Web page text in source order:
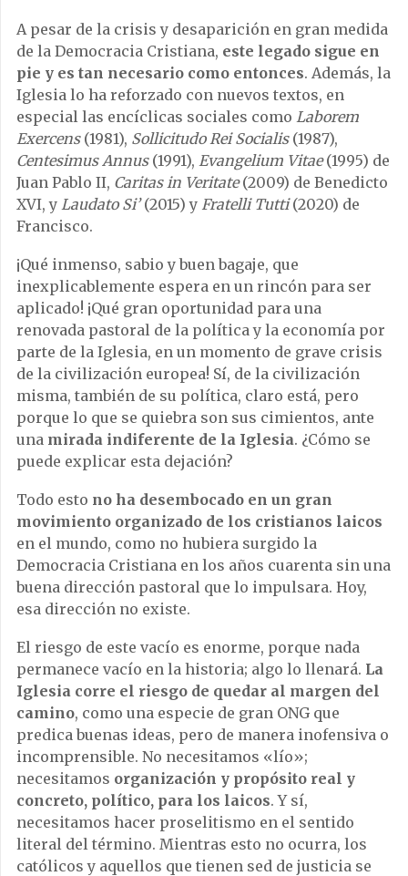
A pesar de la crisis y desaparición en gran medida
de la Democracia Cristiana, este legado sigue en
pie y es tan necesario como entonces. Además, la
Iglesia lo ha reforzado con nuevos textos, en
especial las encíclicas sociales como Laborem
Exercens(1981), Sollicitudo Rei Socialis(1987),
Centesimus Annus(1991), Evangelium Vitae(1995) de
Juan Pablo II, Caritas in Veritate(2009) de Benedicto
XVI, y Laudato Si’(2015) y Fratelli Tutti(2020) de
Francisco.
¡Qué inmenso, sabio y buen bagaje, que
inexplicablemente espera en un rincón para ser
aplicado! ¡Qué gran oportunidad para una
renovada pastoral de la política y la economía por
parte de la Iglesia, en un momento de grave crisis
de la civilización europea! Sí, de la civilización
misma, también de su política, claro está, pero
porque lo que se quiebra son sus cimientos, ante
una mirada indiferente de la Iglesia. ¿Cómo se
puede explicar esta dejación?
Todo esto no ha desembocado en un gran
movimiento organizado de los cristianos laicos
en el mundo, como no hubiera surgido la
Democracia Cristiana en los años cuarenta sin una
buena dirección pastoral que lo impulsara. Hoy,
esa dirección no existe.
El riesgo de este vacío es enorme, porque nada
permanece vacío en la historia; algo lo llenará. La
Iglesia corre el riesgo de quedar al margen del
camino, como una especie de gran ONG que
predica buenas ideas, pero de manera inofensiva o
incomprensible. No necesitamos «lío»;
necesitamos organización y propósito real y
concreto, político, para los laicos. Y sí,
necesitamos hacer proselitismo en el sentido
literal del término. Mientras esto no ocurra, los
católicos y aquellos que tienen sed de justicia se